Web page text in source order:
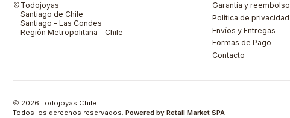
Todojoyas
Santiago de Chile
Santiago - Las Condes
Región Metropolitana - Chile
Garantía y reembolso
Política de privacidad
Envíos y Entregas
Formas de Pago
Contacto
2026 Todojoyas Chile.
Todos los derechos reservados. Powered by Retail Market SPA